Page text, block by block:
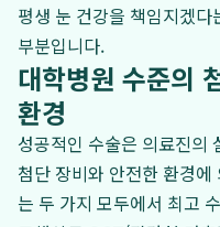
평생 눈 건강을 책임지겠
부분입니다.
대학병원 수준의
환경
성공적인 수술은 의료진의
첨단 장비와 안전한 환경
는 두 가지 모두에서 최고